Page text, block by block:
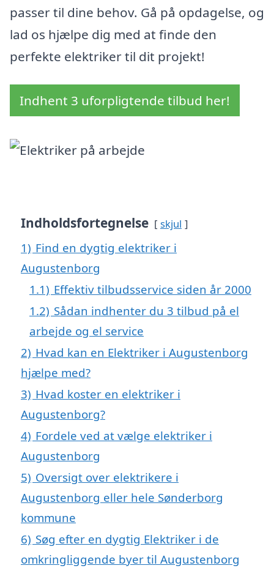
passer til dine behov. Gå på opdagelse, og
lad os hjælpe dig med at finde den
perfekte elektriker til dit projekt!
Indhent 3 uforpligtende tilbud her!
Indholdsfortegnelse skjul
1) Find en dygtig elektriker i
Augustenborg
1.1) Effektiv tilbudsservice siden år 2000
1.2) Sådan indhenter du 3 tilbud på el
arbejde og el service
2) Hvad kan en Elektriker i Augustenborg
hjælpe med?
3) Hvad koster en elektriker i
Augustenborg?
4) Fordele ved at vælge elektriker i
Augustenborg
5) Oversigt over elektrikere i
Augustenborg eller hele Sønderborg
kommune
6) Søg efter en dygtig Elektriker i de
omkringliggende byer til Augustenborg